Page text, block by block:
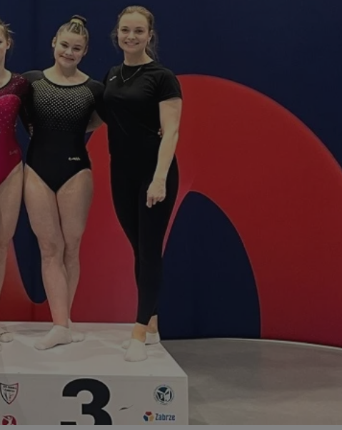
użytkownika i
sesji.
sesji.
sesji.
ludzi i botów. Jest
ponieważ
na temat
ludzi i botów. Jest
ponieważ
na temat
usługę Cookie-
dotyczących
Jest to konieczne,
działał poprawnie.
o zgodzie
dotyczących
z witryny. Rejestruje
i ustawień
w kolejnych
nie musi ponownie
co zwiększa wygodę i
danych.